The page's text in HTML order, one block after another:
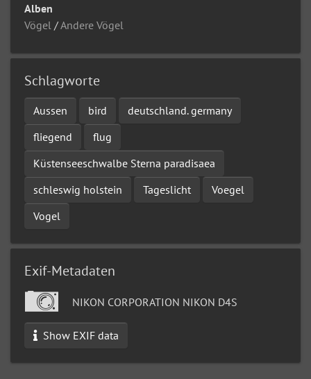
Alben
Vögel /Andere Vögel
Schlagworte
Aussen bird
deutschland. germany
fliegend
flug
Küstenseeschwalbe Sterna paradisaea
schleswig holstein
Tageslicht
Voegel
Vogel
Exif-Metadaten
NIKON CORPORATION NIKON D4S
Show EXIF data